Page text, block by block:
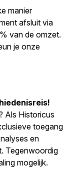
manier
afsluit via
van de omzet.
je onze
!
Als Historicus
toegang
en
Tegenwoordig
mogelijk.